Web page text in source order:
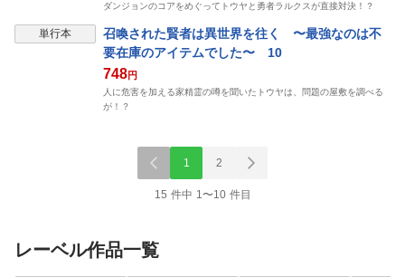
ダンジョンのコアをめぐってトウヤと勇者ラルクスが直接対決！？
単行本
召喚された賢者は異世界を往く 〜最強なのは不
要在庫のアイテムでした〜 10
748円
人に危害を加える家精霊の噂を聞いたトウヤは、問題の屋敷を調べる
が！？
1 2
15 件中 1〜10 件目
レーベル作品一覧